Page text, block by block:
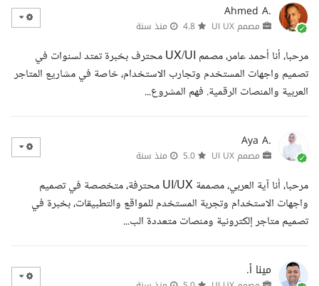
Ahmed A.
مصمم UI UX منذ سنة
مرحبا، أنا أحمد عامر، مصمم UX/UI محترف بخبرة تمتد لسنوات في
تصميم واجهات المستخدم وتجارب الاستخدام، خاصة في مشاريع المتاجر
العربية والمنصات الرقمية. فهم المشروع...
Aya A.
مصمم UI UX منذ سنة
مرحبا، أنا آية العربي، مصممة UI/UX محترفة، متخصصة في تصميم
واجهات الاستخدام وتجربة المستخدم للمواقع والتطبيقات، بخبرة في
تصميم متاجر إلكترونية ومنصات متعددة الب...
مينا أ.